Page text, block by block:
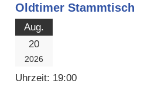
Oldtimer Stammtisch
Aug.
20
2026
Uhrzeit: 19:00